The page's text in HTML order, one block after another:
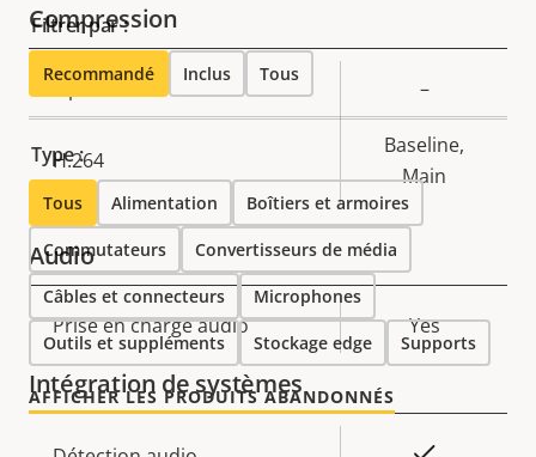
Compression
Description
de la
propriété
Valeur de
la
Zipstream –
H.264
Baseline,
Main
Audio
Description
de la
propriété
Valeur de
la
propriété
Prise en charge audio Yes
Intégration de systèmes
Filtrer par :
Recommandé Inclus Tous
Type :
Tous Alimentation Boîtiers et armoires
Commutateurs Convertisseurs de média
Câbles et connecteurs Microphones
Outils et suppléments Stockage edge Supports
AFFICHER LES PRODUITS ABANDONNÉS